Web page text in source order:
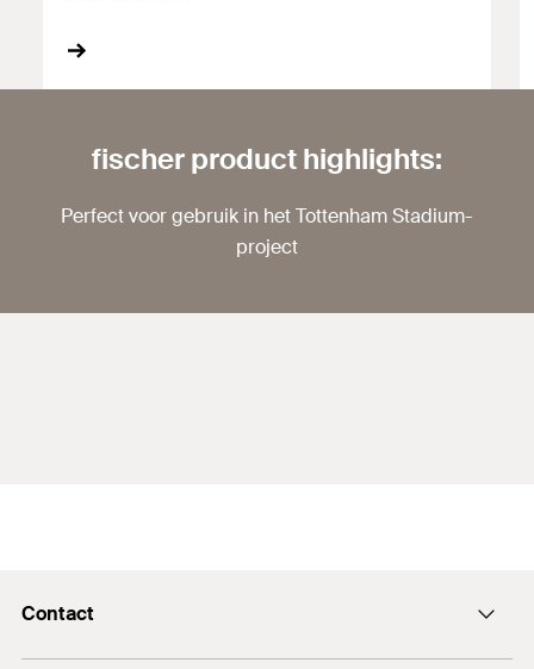
fischer product highlights:
Perfect voor gebruik in het Tottenham Stadium-
project
Contact